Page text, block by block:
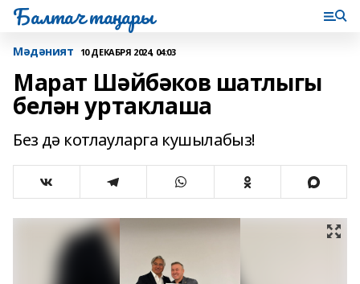
Балтач таңнары
Мәдәният 10 ДЕКАБРЯ 2024, 04:03
Марат Шәйбәков шатлыгы
белән уртаклаша
Без дә котлауларга кушылабыз!